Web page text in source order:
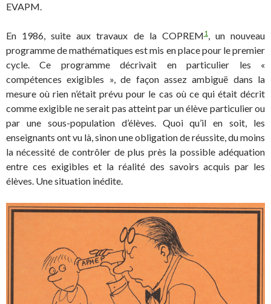
EVAPM.
En 1986, suite aux travaux de la COPREM1, un nouveau
programme de mathématiques est mis en place pour le premier
cycle. Ce programme décrivait en particulier les «
compétences exigibles », de façon assez ambiguë dans la
mesure où rien n’était prévu pour le cas où ce qui était décrit
comme exigible ne serait pas atteint par un élève particulier ou
par une sous-population d’élèves. Quoi qu’il en soit, les
enseignants ont vu là, sinon une obligation de réussite, du moins
la nécessité de contrôler de plus près la possible adéquation
entre ces exigibles et la réalité des savoirs acquis par les
élèves. Une situation inédite.